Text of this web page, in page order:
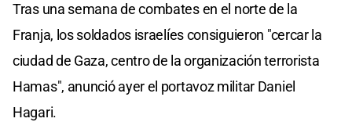
Tras una semana de combates en el norte de la
Franja, los soldados israelíes consiguieron "cercar la
ciudad de Gaza, centro de la organización terrorista
Hamas", anunció ayer el portavoz militar Daniel
Hagari.